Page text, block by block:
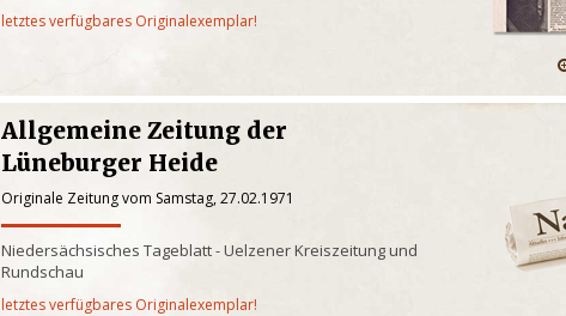
letztes verfügbares Originalexemplar!
Allgemeine Zeitung der
Lüneburger Heide
Originale Zeitung vom Samstag, 27.02.1971
Niedersächsisches Tageblatt - Uelzener Kreiszeitung und
Rundschau
letztes verfügbares Originalexemplar!